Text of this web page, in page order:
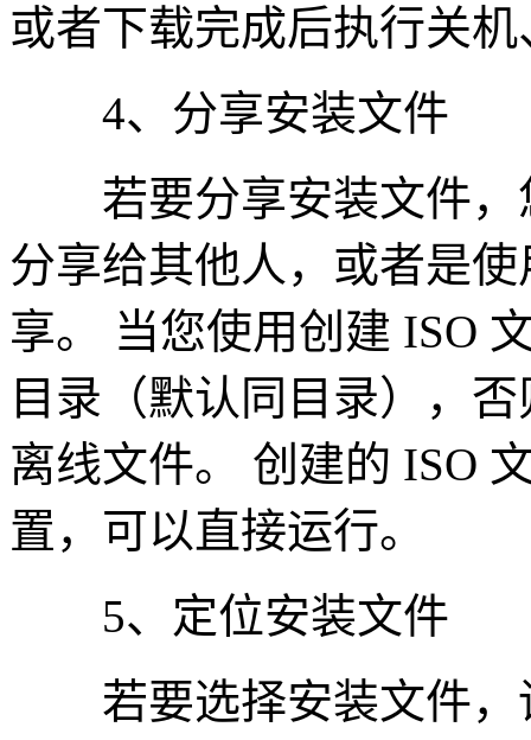
或者下载完成后执行关
4、分享安装文件
若要分享安装文件，
分享给其他人，或者是
享。 当您使用创建 ISO
目录（默认同目录），
离线文件。 创建的 ISO
置，可以直接运行。
5、定位安装文件
若要选择安装文件，